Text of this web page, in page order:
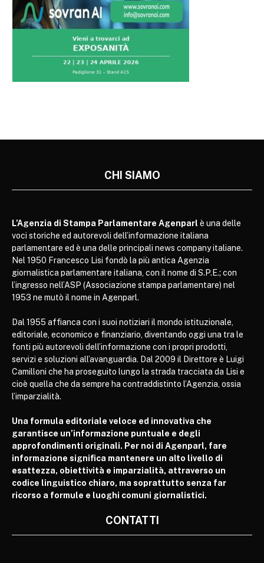
CHI SIAMO
L’Agenzia di Stampa Parlamentare Agenparl è una delle
voci storiche ed autorevoli dell’informazione italiana
parlamentare ed è una delle principali news company italiane.
Nel 1950 Francesco Lisi fondò la più antica Agenzia
giornalistica parlamentare italiana, con il nome di S.P.E.; con
l’ingresso nell’ASP (Associazione stampa parlamentare) nel
1953 ne mutò il nome in Agenparl.
Dal 1955 affianca con i suoi notiziari il mondo istituzionale,
editoriale, economico e finanziario, diventando oggi una tra le
fonti più autorevoli dell’informazione con i propri prodotti,
servizi e soluzioni all’avanguardia. Dal 2009 il Direttore è Luigi
Camilloni che ha proseguito lungo la strada tracciata da Lisi e
cioè quella che da sempre ha contraddistinto l’Agenzia, ossia
l’imparzialità.
Una formula editoriale veloce ed innovativa che
garantisce un’informazione puntuale e degli
approfondimenti originali. Per noi di Agenparl, fare
informazione significa mantenere un alto livello di
esattezza, obiettività e imparzialità, attraverso un
codice linguistico chiaro, ma soprattutto senza far
ricorso a formule e luoghi comuni giornalistici.
CONTATTI